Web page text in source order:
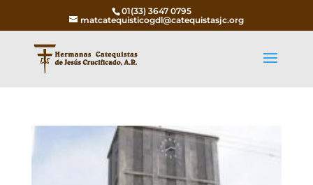
01(33) 3647 0795
matcatequisticogdl@catequistasjc.org